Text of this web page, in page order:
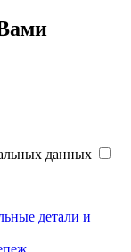
данных
детали и